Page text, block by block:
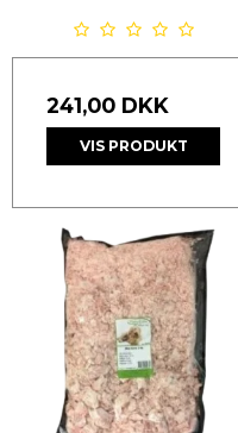
241,00 DKK
VIS PRODUKT